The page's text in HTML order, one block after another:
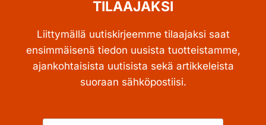
TILAAJAKSI
Liittymällä uutiskirjeemme tilaajaksi saat
ensimmäisenä tiedon uusista tuotteistamme,
ajankohtaisista uutisista sekä artikkeleista
suoraan sähköpostiisi.